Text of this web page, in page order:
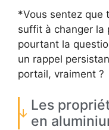
*Vous sentez que
suffit à changer la
pourtant la
un rappel
portail, vraiment ?
Les
en